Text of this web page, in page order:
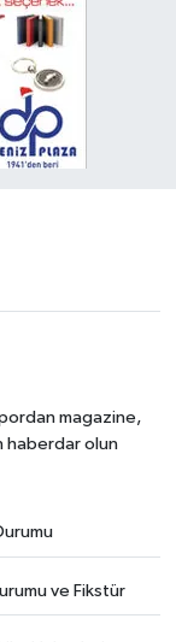
magazine,
haberdar olun
ve Fikstür